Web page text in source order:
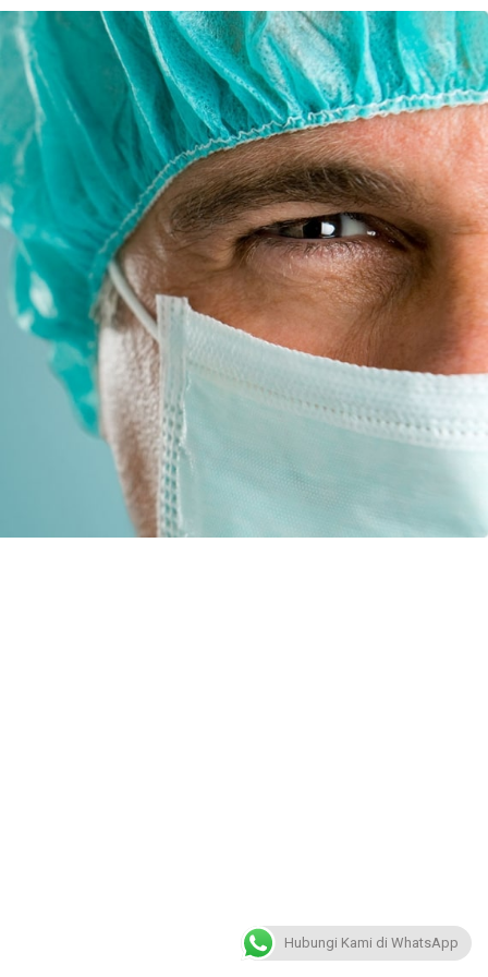
Hubungi Kami di WhatsApp